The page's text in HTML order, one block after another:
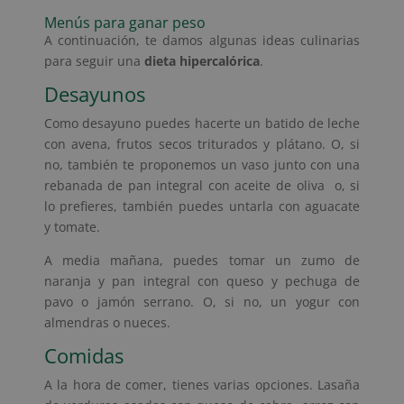
Menús para ganar peso
A continuación, te damos algunas ideas culinarias
para seguir una dieta hipercalórica.
Desayunos
Como desayuno puedes hacerte un batido de leche
con avena, frutos secos triturados y plátano. O, si
no, también te proponemos un vaso junto con una
rebanada de pan integral con aceite de oliva o, si
lo prefieres, también puedes untarla con aguacate
y tomate.
A media mañana, puedes tomar un zumo de
naranja y pan integral con queso y pechuga de
pavo o jamón serrano. O, si no, un yogur con
almendras o nueces.
Comidas
A la hora de comer, tienes varias opciones. Lasaña